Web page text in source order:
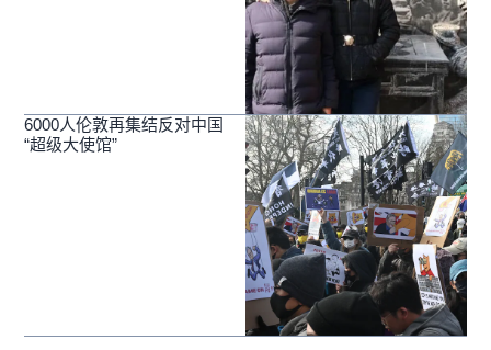
6000人伦敦再集结反对中国
“超级大使馆”